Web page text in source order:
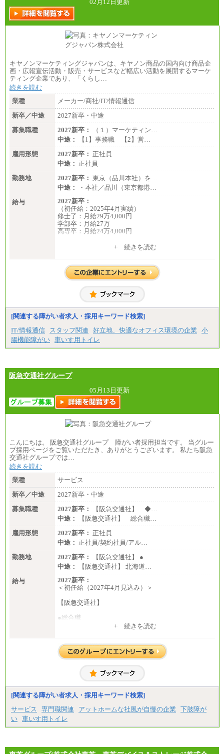
02月12日更新
キヤノンマーケティングジャパンは、キヤノン商品の国内向け商品企
画・広報宣伝活動・販売・サービスなど幅広い活動を展開するマーケ
ティング企業であり、「くらし…
続きを読む
業種
メーカー/商社/IT/情報通信
新卒／中途
2027新卒・中途
募集職種
2027新卒：
（１）マーケティン…
中途：
【1】事務職 【2】営…
雇用形態
2027新卒： 正社員
中途： 正社員
勤務地
2027新卒： 東京（品川本社）を…
中途：
・本社／品川（東京都港…
給与
2027新卒：
（初任給：2025年4月実績）
修士了：月給29万4,000円
学部卒：月給27万
高専卒：月給24万4,000円
月給 250,000円～350,000円
想定年収 420万円～600万円
入社時の処遇（基本給・賞与）は経験・スキルを考
経験・スキルによっては、記載額を超える場合もあ
※試用期間中も給与に変更はございません。
+ 続きを読む
[関連する障がい者求人・採用キーワード検索]
IT/情報通信
スタッフ関連 好立地、快適なオフィス環境の企業
小
腸機能障がい 車いす用トイレ
阪急交通社グループ
05月13日更新
こんにちは。 阪急交通社グループ 障がい者採用担当です。 当グルー
プ採用ページをご覧いただたき、ありがとうございます。 私たち阪急
交通社グループでは…
続きを読む
業種
サービス
新卒／中途
2027新卒・中途
募集職種
2027新卒：
【阪急交通社】 ◆…
中途：
【阪急交通社】 総合職…
雇用形態
2027新卒： 正社員
中途： 正社員/契約社員/アル…
勤務地
2027新卒：
【阪急交通社】 ●…
中途：
【阪急交通社】 北海道…
給与
2027新卒：
＜初任給（2027年4月見込み）＞
【阪急交通社】
●総合職
(※3)、239,000円(※4)、237,000円（※5）
・専門・短大卒
(※3)、218,500円(※4)、216,500円（※5）
※1…東京都、埼玉県、千葉県、神奈川県
※2…大阪府、京都府、兵庫県、滋賀県
※3…愛知県、静岡県
※4…北海道、宮城県、栃木県、群馬県、長野県、新
潟県、富山県、石川県、岡山県、広島県、山口県、
香川県、福岡県
県、福島県、山形県
+ 続きを読む
[関連する障がい者求人・採用キーワード検索]
サービス
専門職関連 アットホームな社風が自慢の企業
下肢障が
い 車いす用トイレ